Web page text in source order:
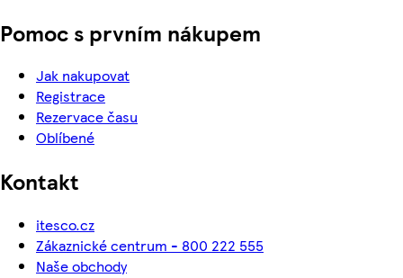
Pomoc s prvním nákupem
Jak nakupovat
Registrace
Rezervace času
Oblíbené
Kontakt
itesco.cz
Zákaznické centrum - 800 222 555
Naše obchody